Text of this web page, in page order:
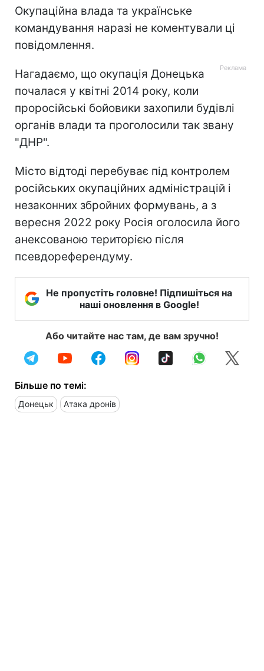
Окупаційна влада та українське
командування наразі не коментували ці
повідомлення.
Нагадаємо, що окупація Донецька
почалася у квітні 2014 року, коли
проросійські бойовики захопили будівлі
органів влади та проголосили так звану
"ДНР".
Місто відтоді перебуває під контролем
російських окупаційних адміністрацій і
незаконних збройних формувань, а з
вересня 2022 року Росія оголосила його
анексованою територією після
псевдореферендуму.
Не пропустіть головне! Підпишіться на
наші оновлення в Google!
Або читайте нас там, де вам зручно!
Більше по темі:
Донецьк Атака дронів